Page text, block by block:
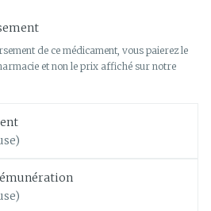
de ce médicament, vous paierez le
et non le prix affiché sur notre